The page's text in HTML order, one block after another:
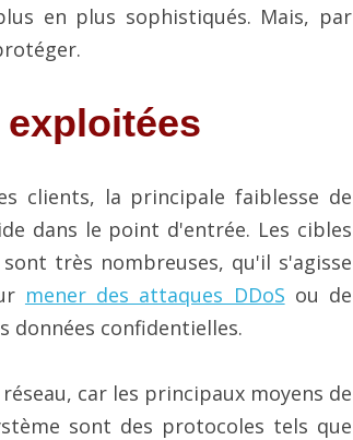
en plus sophistiqués. Mais, par
clients, la principale faiblesse de
dans le point d'entrée. Les cibles
très nombreuses, qu'il s'agisse
mener des attaques DDoS ou de
données confidentielles.
car les principaux moyens de
sont des protocoles tels que